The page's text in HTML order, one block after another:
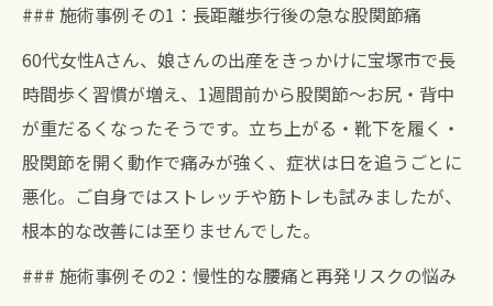
### 施術事例その1：長距離歩行後の急な股関節痛
60代女性Aさん、娘さんの出産をきっかけに宝塚市で長
時間歩く習慣が増え、1週間前から股関節～お尻・背中
が重だるくなったそうです。立ち上がる・靴下を履く・
股関節を開く動作で痛みが強く、症状は日を追うごとに
悪化。ご自身ではストレッチや筋トレも試みましたが、
根本的な改善には至りませんでした。
### 施術事例その2：慢性的な腰痛と再発リスクの悩み